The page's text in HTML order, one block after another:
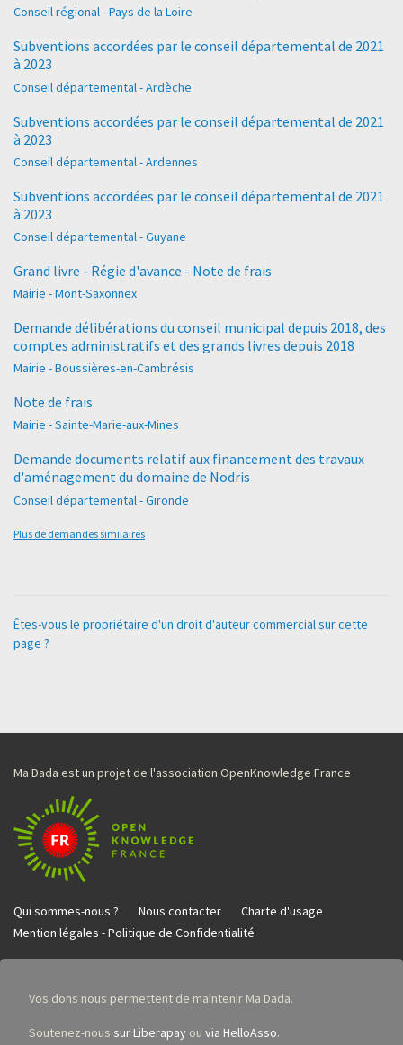
Conseil régional - Pays de la Loire
Subventions accordées par le conseil départemental de 2021
à 2023
Conseil départemental - Ardèche
Subventions accordées par le conseil départemental de 2021
à 2023
Conseil départemental - Ardennes
Subventions accordées par le conseil départemental de 2021
à 2023
Conseil départemental - Guyane
Grand livre - Régie d'avance - Note de frais
Mairie - Mont-Saxonnex
Demande délibérations du conseil municipal depuis 2018, des
comptes administratifs et des grands livres depuis 2018
Mairie - Boussières-en-Cambrésis
Note de frais
Mairie - Sainte-Marie-aux-Mines
Demande documents relatif aux financement des travaux
d'aménagement du domaine de Nodris
Conseil départemental - Gironde
Plus de demandes similaires
Êtes-vous le propriétaire d'un droit d'auteur commercial sur cette
page ?
Ma Dada est un projet de l'association OpenKnowledge France
Qui sommes-nous ? Nous contacter
Charte d'usage
Mention légales - Politique de Confidentialité
Vos dons nous permettent de maintenir Ma Dada.
Soutenez-nous sur Liberapay ou via HelloAsso.